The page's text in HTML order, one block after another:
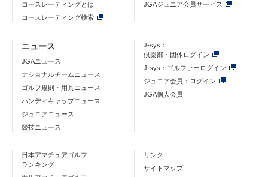
コースレーティングとは
コースレーティング検索
JGAジュニア会員サービス
ニュース
JGAニュース
ナショナルチームニュース
ゴルフ規則・用具ニュース
ハンディキャップニュース
ジュニアニュース
競技ニュース
J-sys：
倶楽部・団体ログイン
J-sys：ゴルファーログイン
ジュニア会員：ログイン
JGA個人会員
日本アマチュアゴルフ
ランキング
リンク
サイトマップ